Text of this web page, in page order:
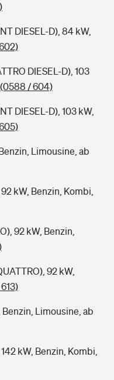
DIESEL-D), 84 kW,
DIESEL-D), 103
(0588 / 604)
DIESEL-D), 103 kW,
Limousine, ab
kW, Benzin, Kombi,
92 kW, Benzin,
92 kW,
Benzin, Limousine, ab
kW, Benzin, Kombi,